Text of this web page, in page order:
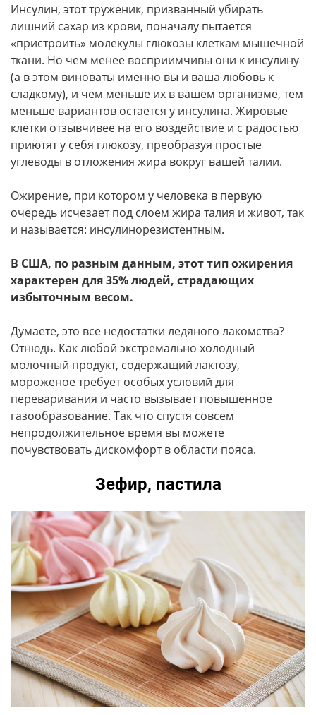
Инсулин, этот труженик, призванный убирать
лишний сахар из крови, поначалу пытается
«пристроить» молекулы глюкозы клеткам мышечной
ткани. Но чем менее восприимчивы они к инсулину
(а в этом виноваты именно вы и ваша любовь к
сладкому), и чем меньше их в вашем организме, тем
меньше вариантов остается у инсулина. Жировые
клетки отзывчивее на его воздействие и с радостью
приютят у себя глюкозу, преобразуя простые
углеводы в отложения жира вокруг вашей талии.
Ожирение, при котором у человека в первую
очередь исчезает под слоем жира талия и живот, так
и называется: инсулинорезистентным.
В США, по разным данным, этот тип ожирения
характерен для 35% людей, страдающих
избыточным весом.
Думаете, это все недостатки ледяного лакомства?
Отнюдь. Как любой экстремально холодный
молочный продукт, содержащий лактозу,
мороженое требует особых условий для
переваривания и часто вызывает повышенное
газообразование. Так что спустя совсем
непродолжительное время вы можете
почувствовать дискомфорт в области пояса.
Зефир, пастила